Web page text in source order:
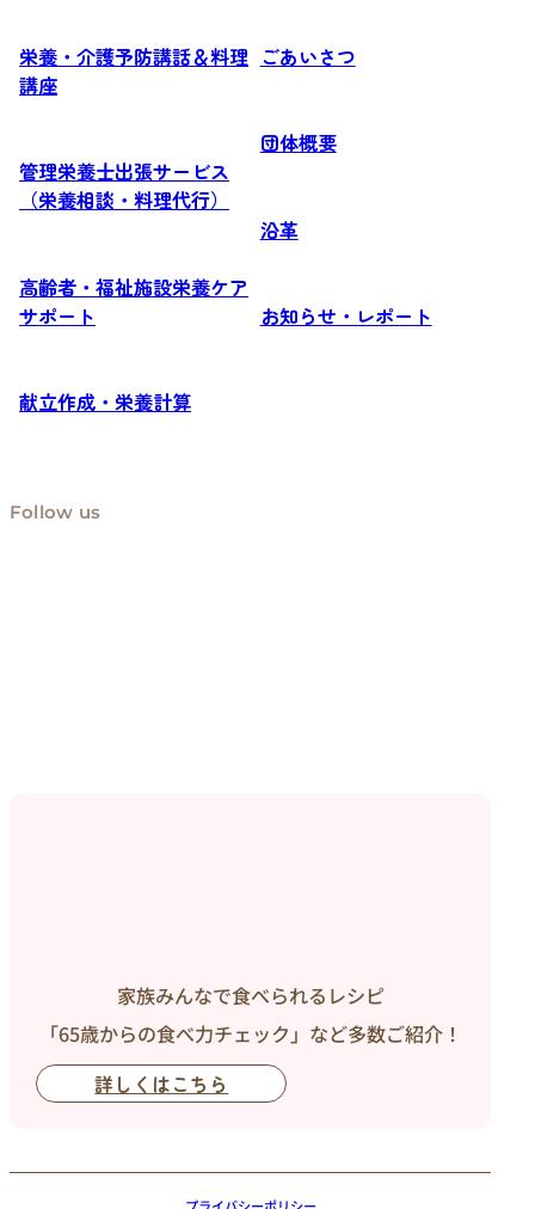
栄養・介護予防講話＆料理
講座
管理栄養士出張サービス
（栄養相談・料理代行）
高齢者・福祉施設栄養ケア
サポート
献立作成・栄養計算
ごあいさつ
団体概要
沿革
お知らせ・レポート
Follow us
家族みんなで食べられるレシピ
「65歳からの食べ力チェック」など多数ご紹介！
詳しくはこちら